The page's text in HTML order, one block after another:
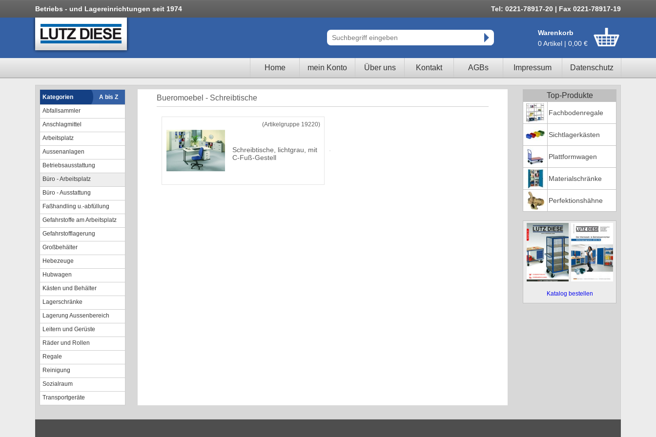
Betriebs - und Lagereinrichtungen seit 1974 Tel: 0221-78917-20 | Fax 0221-78917-19
Warenkorb
0 Artikel | 0,00 €
Home mein Konto Über uns Kontakt AGBs Impressum Datenschutz
Kategorien
A bis Z
Abfallsammler
Anschlagmittel
Arbeitsplatz
Aussenanlagen
Betriebsausstattung
Büro - Arbeitsplatz
Büro - Ausstattung
Faßhandling u.-abfüllung
Gefahrstoffe am Arbeitsplatz
Gefahrstofflagerung
Großbehälter
Hebezeuge
Hubwagen
Kästen und Behälter
Lagerschränke
Lagerung Aussenbereich
Leitern und Gerüste
Räder und Rollen
Regale
Reinigung
Sozialraum
Transportgeräte
Bueromoebel - Schreibtische
(Artikelgruppe 19220)
Schreibtische, lichtgrau, mit
C-Fuß-Gestell
Top-Produkte
Fachbodenregale
Sichtlagerkästen
Plattformwagen
Materialschränke
Perfektionshähne
Katalog bestellen